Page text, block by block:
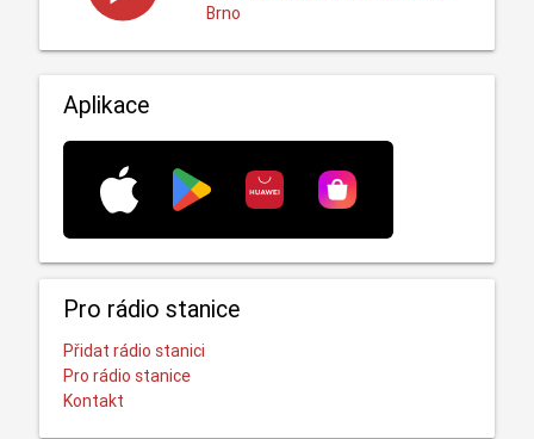
Brno
Aplikace
Pro rádio stanice
Přidat rádio stanici
Pro rádio stanice
Kontakt